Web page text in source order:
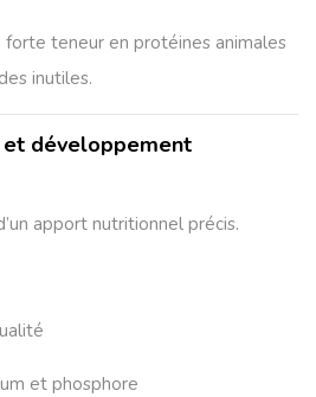
teneur en protéines animales
inutiles.
et développement
apport nutritionnel précis.
et phosphore